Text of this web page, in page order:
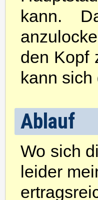
kann.
den Kopf
kann sich
Ablauf
Wo sich
leider